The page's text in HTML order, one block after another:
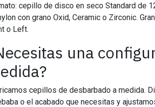
cepillo de disco en seco Standard de
con grano Oxid, Ceramic o Zirconic.
o Left.
una
cepillos de desbarbado a medida.
o el acabado que necesitas y